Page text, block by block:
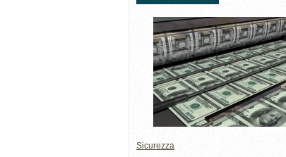
Sicurezza